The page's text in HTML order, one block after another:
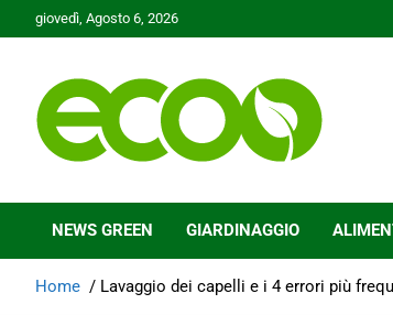
to
giovedì, Agosto 6, 2026
Ecoo.it
NEWS GREEN GIARDINAGGIO
Home Lavaggio dei capelli e i 4 errori più